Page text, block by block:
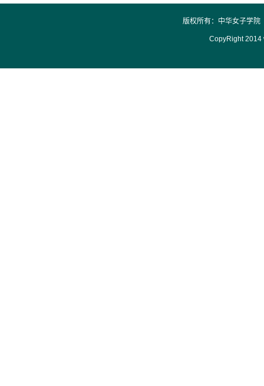
版权所有：中华女子学
CopyRight 2014